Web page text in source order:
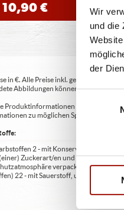
Wir
und die
der
10,90 €
in €. Alle Preise inkl. gesetzl. MwSt.
Abbildungen können von den
Produktinformationen zu
zu möglichen Spuren von
2 - mit Konservierungsmittel
Zuckerart/en und
verpackt 16 -
22 - mit Sauerstoff, unter